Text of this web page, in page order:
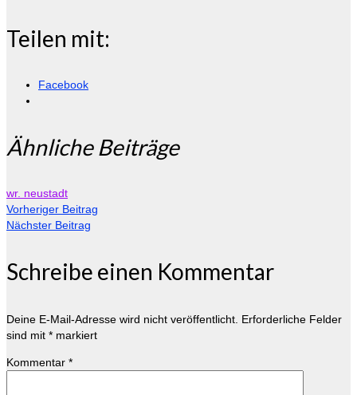
Teilen mit:
Facebook
Ähnliche Beiträge
wr. neustadt
Vorheriger Beitrag
Nächster Beitrag
Schreibe einen Kommentar
Deine E-Mail-Adresse wird nicht veröffentlicht. Erforderliche Felder
sind mit * markiert
Kommentar *